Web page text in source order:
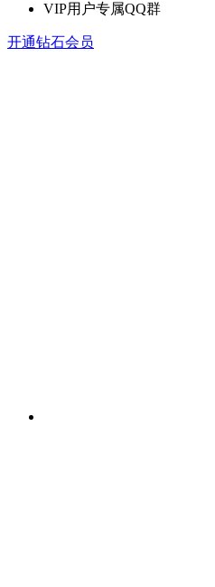
VIP用户专属QQ群
开通钻石会员